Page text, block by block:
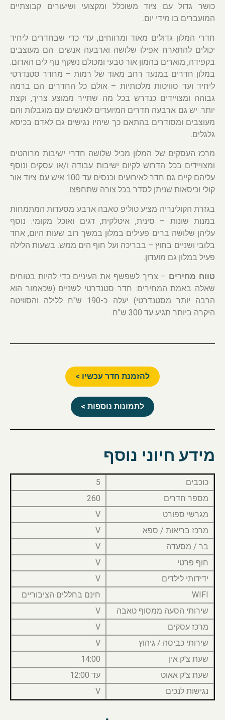
כושר גדול עם ציוד משוכלל ומקצועי ושיעורים קבוצתיים
המועברים בו מידי יום.
חדרי המלון גדולים מאוד ומרווחים, עדי כדי שבחדרים ליחיד
יכולים להתארח אפילו שלושה וארבעה אנשים. הם מעוצבים
בקפידה, מוארים בהמון אור טבעי ומכולם נשקף נוף לים האדום.
במלון חדרים במנעד רחב מאוד של רמות – מחדר סטנדרטי
ליחיד ועד סוויטות מלכותיות – אולם כל החדרים הם ברמה
גבוהה ומצויידים כנדרש בכל מה שתייר ממוצע צריך, וקצת
יותר. יש גם ארבעה חדרים המיועדים לאנשים עם מוגבלות והם
מעוצבים ומסודרים בהתאם כך שיהיו נגישים גם לאדם בכיסא
גלגלים.
מרכז העסקים של המלון מכיל שלושה חדרי ישיבות מרוהטים
ומצויידים בכל הדרוש לקיום ישיבות עבודה ו/או עסקים ונוסף
עליהם קיים גם חדר לאירועים וכנסים עד 100 איש עם ציוד אור
קולי וכיסאות שניתן לסדר בכל צורה שתחפצו.
בגזרת הקולינריה מציע טוליפ טאבה ארבע מסעדות המתמחות
במנות שונות – סינית, איטלקית, דגים ואוכל מקומי. נוסף
עליהן שלושה ברים פעילים במלון במשך רוב שעות היום, אחד
בלובי ושניים בחוץ – בבריכה ועל חוף הים ממש. בשעות הלילה
פעיל במלון גם מועדון.
טווח מחירים – צריך לשפשף את העיניים כדי להיות בטוחים
שאלה באמת המחירים: חדר סטנדרטי לשניים (שכאמור הוא
הרבה יותר מסטנדרטי) יעלה כ-190 ש"ח ללילה והסוויטה
היקרה ביותר תגיע עד 300 ש"ח.
להזמנת חדר עכשיו >
לתמונות נוספות >
מידע חיוני נוסף
כוכבים
5
מספר חדרים
260
מגרשי ספורט
V
מרכז בריאות / ספא
V
בר / מסעדה
V
חוף פרטי
V
ידידותי לילדים
V
WIFI
חינם בחללים הציבוריים
שירותי הסעה ממסוף טאבה
V
מרכז עסקים
V
שירותי כביסה / גיהוץ
V
שעת צ'ק אין
14:00
שעת צ'ק אאוט
עד 12:00
נגישות לנכים
V